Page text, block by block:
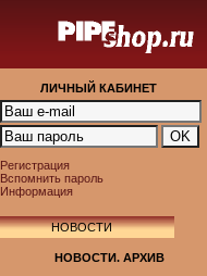
ЛИЧНЫЙ КАБИНЕТ
Регистрация
Вспомнить пароль
Информация
НОВОСТИ
НОВОСТИ. АРХИВ